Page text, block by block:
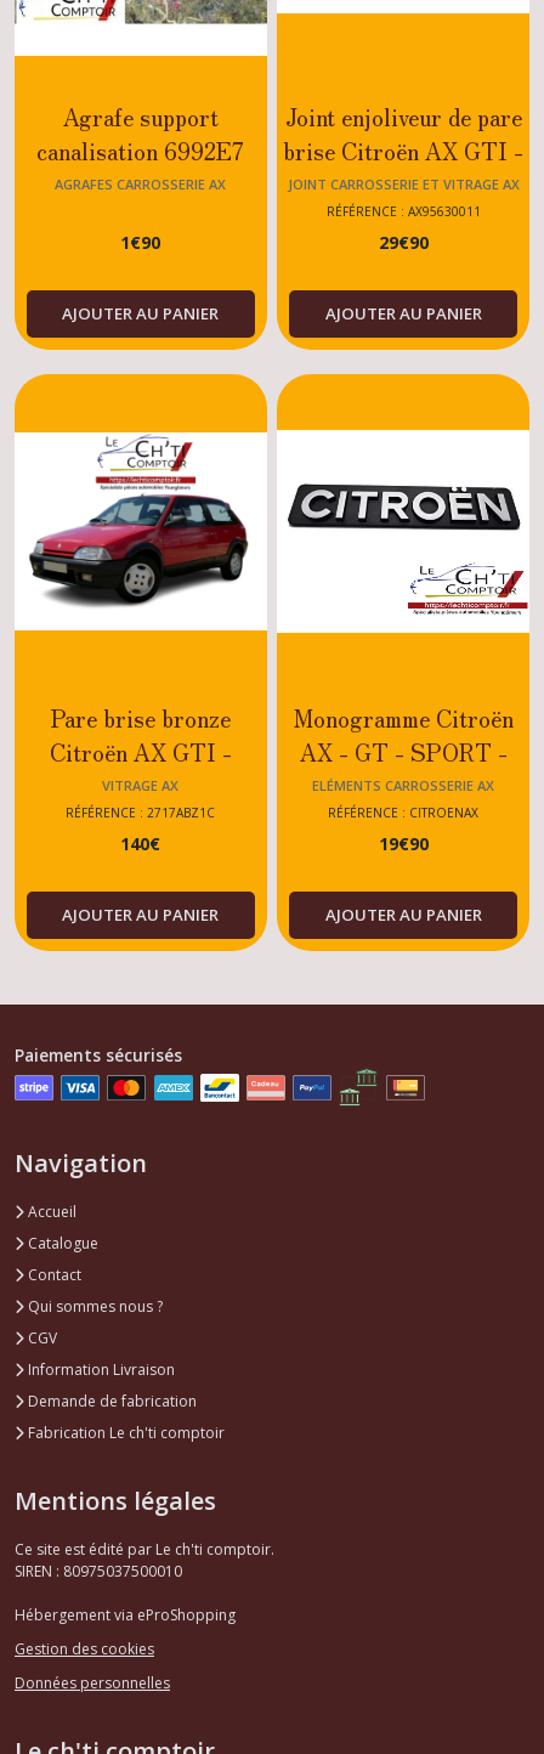
Agrafe support
canalisation 6992E7
Citroën AX GTI
AGRAFES CARROSSERIE AX
1€90
AJOUTER AU PANIER
Joint enjoliveur de pare
brise Citroën AX GTI -
SPORT - GT - DISEL -
ESSENCE
JOINT CARROSSERIE ET VITRAGE AX
RÉFÉRENCE : AX95630011
29€90
AJOUTER AU PANIER
Pare brise bronze
Citroën AX GTI -
SPORT - GT -
ESSENCE - DIESEL -
TOUS MODELES
VITRAGE AX
RÉFÉRENCE : 2717ABZ1C
140€
AJOUTER AU PANIER
Monogramme Citroën
AX - GT - SPORT -
TOUS MODELES
ELÉMENTS CARROSSERIE AX
RÉFÉRENCE : CITROENAX
19€90
AJOUTER AU PANIER
Paiements sécurisés
Navigation
Accueil
Catalogue
Contact
Qui sommes nous ?
CGV
Information Livraison
Demande de fabrication
Fabrication Le ch'ti comptoir
Mentions légales
Ce site est édité par Le ch'ti comptoir.
SIREN : 80975037500010
Hébergement via eProShopping
Gestion des cookies
Données personnelles